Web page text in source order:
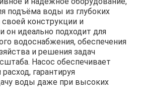
подъёма воды из глубоких
конструкции и
он идеально подходит для
водоснабжения, обеспечения
и решения задач
Насос обеспечивает
гарантируя
воды даже при высоких